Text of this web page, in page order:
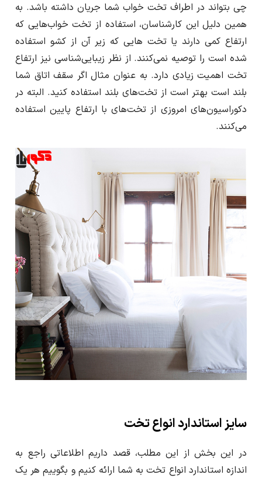
چی بتواند در اطراف تخت خواب شما جریان داشته باشد. به
همین دلیل این کارشناسان، استفاده از تخت خواب‌هایی که
ارتفاع کمی دارند یا تخت هایی که زیر آن از کشو استفاده
شده است را توصیه نمی‌کنند. از نظر زیبایی‌شناسی نیز ارتفاع
تخت اهمیت زیادی دارد. به عنوان مثال اگر سقف اتاق شما
بلند است بهتر است از تخت‌های بلند استفاده کنید. البته در
دکوراسیون‌های امروزی از تخت‌های با ارتفاع پایین استفاده
می‌کنند.
سایز استاندارد انواع تخت
در این بخش از این مطلب، قصد داریم اطلاعاتی راجع به
اندازه استاندارد انواع تخت به شما ارائه کنیم و بگوییم هر یک